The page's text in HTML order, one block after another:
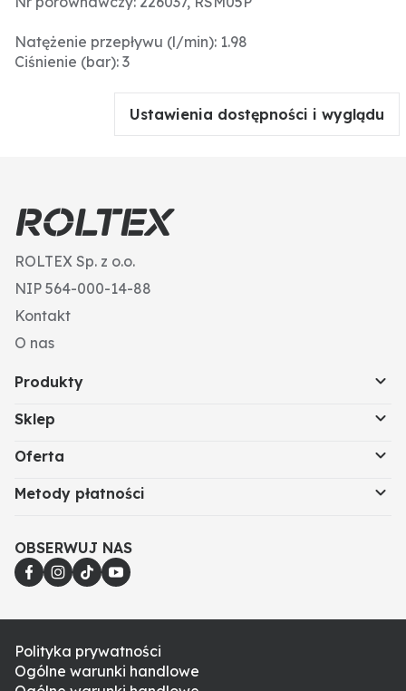
Natężenie przepływu (l/min): 1.98
Ciśnienie (bar): 3
Ustawienia dostępności i wyglądu
ROLTEX Sp. z o.o.
NIP 564-000-14-88
Kontakt
O nas
Produkty
Sklep
Oferta
Metody płatności
OBSERWUJ NAS
Polityka prywatności
Ogólne warunki handlowe